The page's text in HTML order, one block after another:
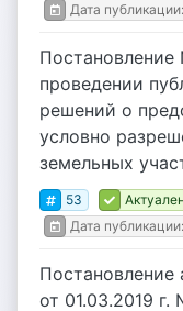
Дата
проведении
решений о
условно
земельных
53 Актуален
Дата
от 01.03.2019